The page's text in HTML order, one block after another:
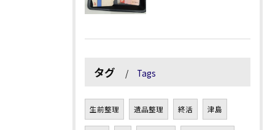
タグ Tags
生前整理 遺品整理 終活 津島